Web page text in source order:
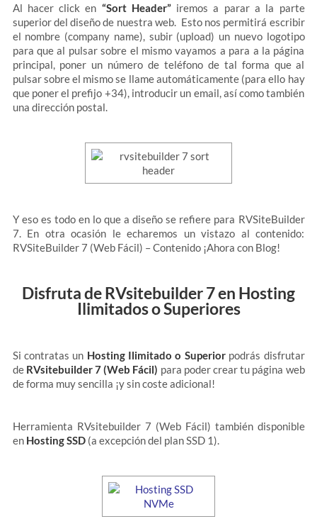
Al hacer click en “Sort Header”iremos a parar a la parte
superior del diseño de nuestra web. Esto nos permitirá escribir
el nombre (company name), subir (upload) un nuevo logotipo
para que al pulsar sobre el mismo vayamos a para a la página
principal, poner un número de teléfono de tal forma que al
pulsar sobre el mismo se llame automáticamente (para ello hay
que poner el prefijo +34), introducir un email, así como también
una dirección postal.
Y eso es todo en lo que a diseño se refiere para RVSiteBuilder
7. En otra ocasión le echaremos un vistazo al contenido:
RVSiteBuilder 7 (Web Fácil) – Contenido ¡Ahora con Blog!
Disfruta de RVsitebuilder 7 en Hosting
Ilimitados o Superiores
Si contratas un Hosting Ilimitado o Superior podrás disfrutar
de RVsitebuilder 7 (Web Fácil) para poder crear tu página web
de forma muy sencilla ¡y sin coste adicional!
Herramienta RVsitebuilder 7 (Web Fácil) también disponible
en Hosting SSD (a excepción del plan SSD 1).